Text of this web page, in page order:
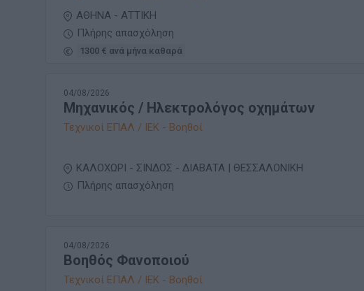
ΑΘΗΝΑ - ΑΤΤΙΚΗ
Πλήρης απασχόληση
1300 € ανά μήνα καθαρά
04/08/2026
Μηχανικός / Ηλεκτρολόγος οχημάτων
Τεχνικοί ΕΠΑΛ / ΙΕΚ - Βοηθοί
ΚΑΛΟΧΩΡΙ - ΣΙΝΔΟΣ - ΔΙΑΒΑΤΑ | ΘΕΣΣΑΛΟΝΙΚΗ
Πλήρης απασχόληση
04/08/2026
Βοηθός Φανοποιού
Τεχνικοί ΕΠΑΛ / ΙΕΚ - Βοηθοί